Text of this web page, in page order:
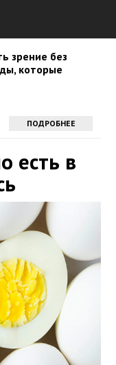
зрение без
которые
ПОДРОБНЕЕ
есть в